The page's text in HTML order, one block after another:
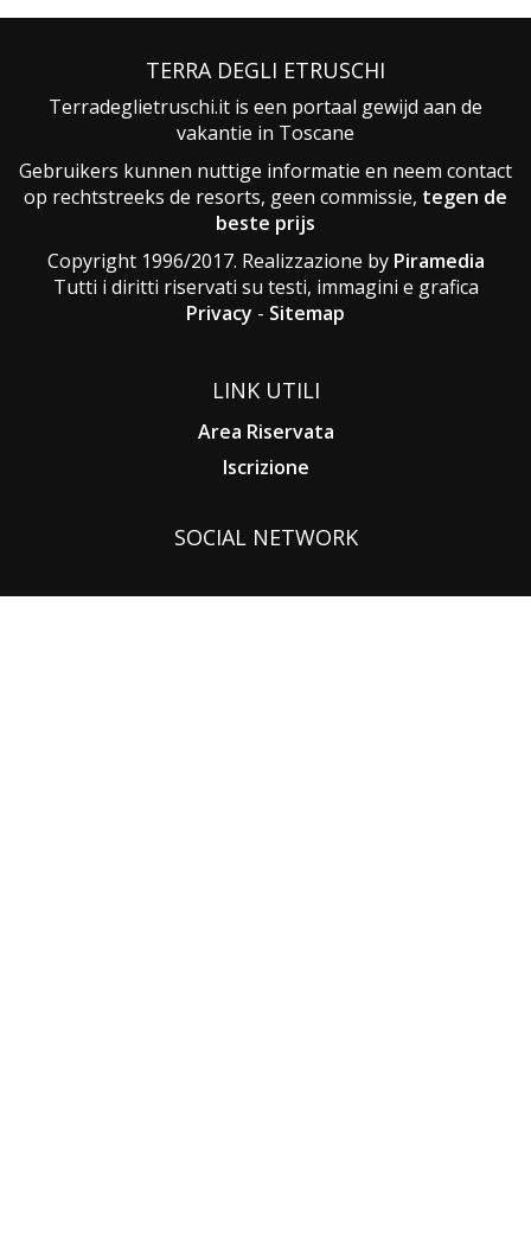
TERRA DEGLI ETRUSCHI
Terradeglietruschi.it is een portaal gewijd aan de
vakantie in Toscane
Gebruikers kunnen nuttige informatie en neem contact
op rechtstreeks de resorts, geen commissie, tegen de
beste prijs
Copyright 1996/2017. Realizzazione by Piramedia
Tutti i diritti riservati su testi, immagini e grafica
Privacy - Sitemap
LINK UTILI
Area Riservata
Iscrizione
SOCIAL NETWORK